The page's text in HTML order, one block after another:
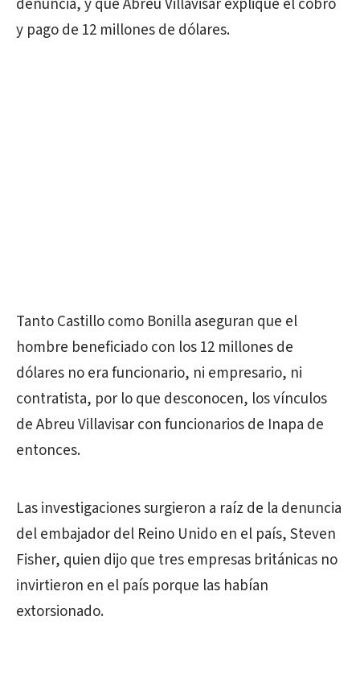
denuncia, y que Abreu Villavisar explique el cobro
y pago de 12 millones de dólares.
Tanto Castillo como Bonilla aseguran que el
hombre beneficiado con los 12 millones de
dólares no era funcionario, ni empresario, ni
contratista, por lo que desconocen, los vínculos
de Abreu Villavisar con funcionarios de Inapa de
entonces.
Las investigaciones surgieron a raíz de la denuncia
del embajador del Reino Unido en el país, Steven
Fisher, quien dijo que tres empresas británicas no
invirtieron en el país porque las habían
extorsionado.